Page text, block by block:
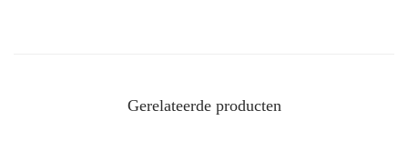
Gerelateerde producten